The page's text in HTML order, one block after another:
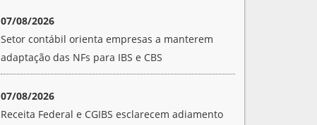
07/08/2026
Setor contábil orienta empresas a manterem
adaptação das NFs para IBS e CBS
07/08/2026
Receita Federal e CGIBS esclarecem adiamento